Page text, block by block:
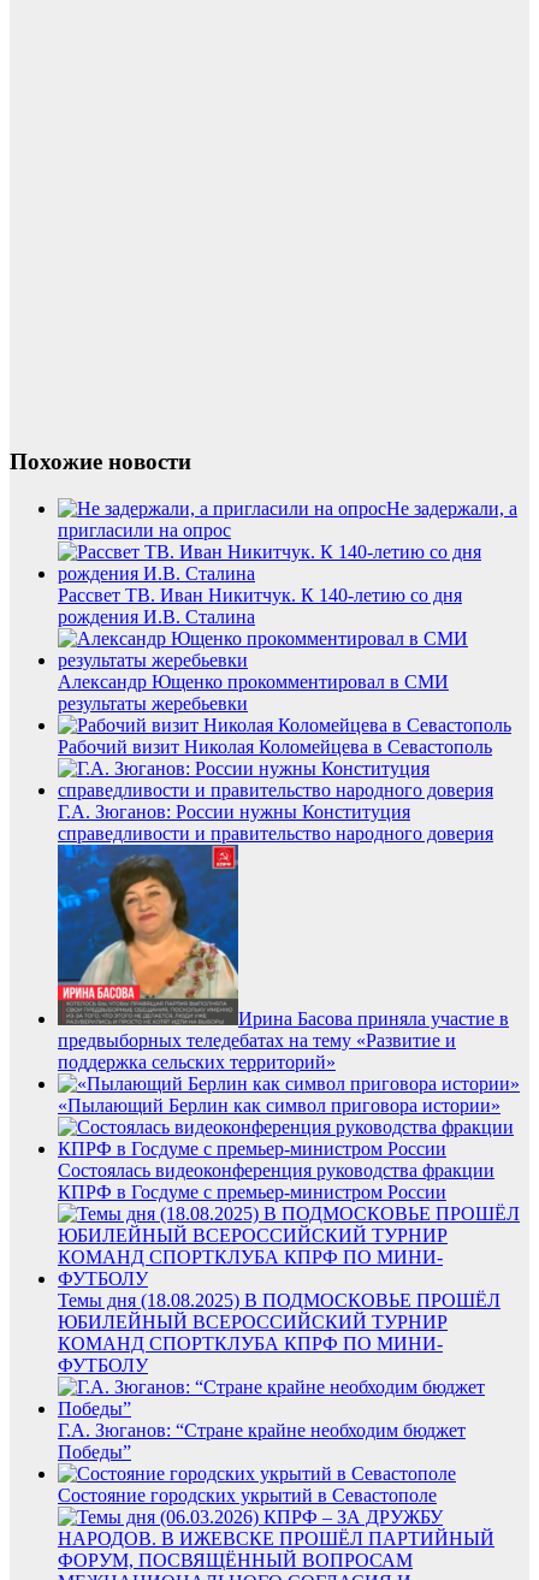
Похожие новости
Не задержали, а
пригласили на опрос
Рассвет ТВ. Иван Никитчук. К 140-летию со дня
рождения И.В. Сталина
Александр Ющенко прокомментировал в СМИ
результаты жеребьевки
Рабочий визит Николая Коломейцева в Севастополь
Г.А. Зюганов: России нужны Конституция
справедливости и правительство народного доверия
Ирина Басова приняла участие в
предвыборных теледебатах на тему «Развитие и
поддержка сельских территорий»
«Пылающий Берлин как символ приговора истории»
Состоялась видеоконференция руководства фракции
КПРФ в Госдуме с премьер-министром России
Темы дня (18.08.2025) В ПОДМОСКОВЬЕ ПРОШЁЛ
ЮБИЛЕЙНЫЙ ВСЕРОССИЙСКИЙ ТУРНИР
КОМАНД СПОРТКЛУБА КПРФ ПО МИНИ-
ФУТБОЛУ
Г.А. Зюганов: “Стране крайне необходим бюджет
Победы”
Состояние городских укрытий в Севастополе